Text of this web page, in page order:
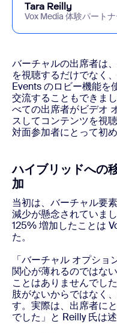
Tara Reilly
Vox Media 体験パート
バーチャルの出席者は
を視聴するだけでなく
Events のロビー機能を
交流することもできま
べての出席者がビデオ
スしてコンテンツを視
対面参加者にとって初
ハイブリッドへの
加
当初は、バーチャル要
減少が懸念されていま
125% 増加したことは
た。
「バーチャル オプシ
関心が薄れるのではな
ことはありませんでし
肢がないからではなく
す。実際は、出席者に
でした」と Reilly 氏は述